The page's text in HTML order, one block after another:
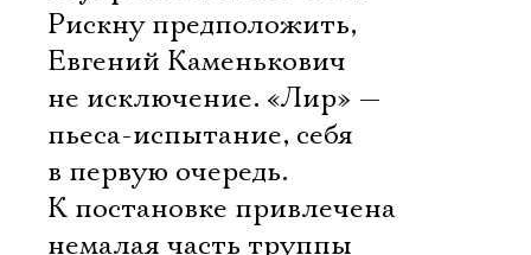
Рискну предположить,
Евгений Каменькович
не исключение. «Лир» —
пьеса-испытание, себя
в первую очередь.
К постановке привлечена
немалая часть труппы